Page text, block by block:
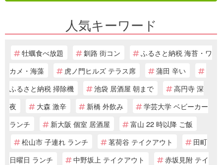
人気キーワード
牡蠣食べ放題 釧路 街コン
ふるさと納税 海苔・ワ
カメ・海藻
虎ノ門ヒルズ テラス席
蒲田 辛い
ふるさと納税 掃除機
池袋 居酒屋 朝まで
高円寺 深
夜
大森 激辛 新橋 外飲み
学芸大学 ベビーカー
ランチ
新大阪 個室 居酒屋
富山 22 時以降 ご飯
松山市 子連れ ランチ
茗荷谷 テイクアウト
田町
日曜日 ランチ
中野坂上 テイクアウト
赤坂見附 テイ